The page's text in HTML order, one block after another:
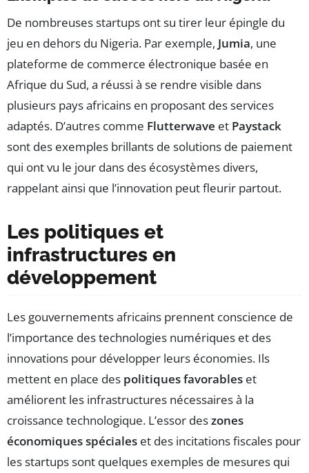
De nombreuses startups ont su tirer leur épingle du
jeu en dehors du Nigeria. Par exemple, Jumia, une
plateforme de commerce électronique basée en
Afrique du Sud, a réussi à se rendre visible dans
plusieurs pays africains en proposant des services
adaptés. D’autres comme Flutterwave et Paystack
sont des exemples brillants de solutions de paiement
qui ont vu le jour dans des écosystèmes divers,
rappelant ainsi que l’innovation peut fleurir partout.
Les politiques et
infrastructures en
développement
Les gouvernements africains prennent conscience de
l’importance des technologies numériques et des
innovations pour développer leurs économies. Ils
mettent en place des politiques favorables et
améliorent les infrastructures nécessaires à la
croissance technologique. L’essor deszones
économiques spéciales et des incitations fiscales pour
les startups sont quelques exemples de mesures qui